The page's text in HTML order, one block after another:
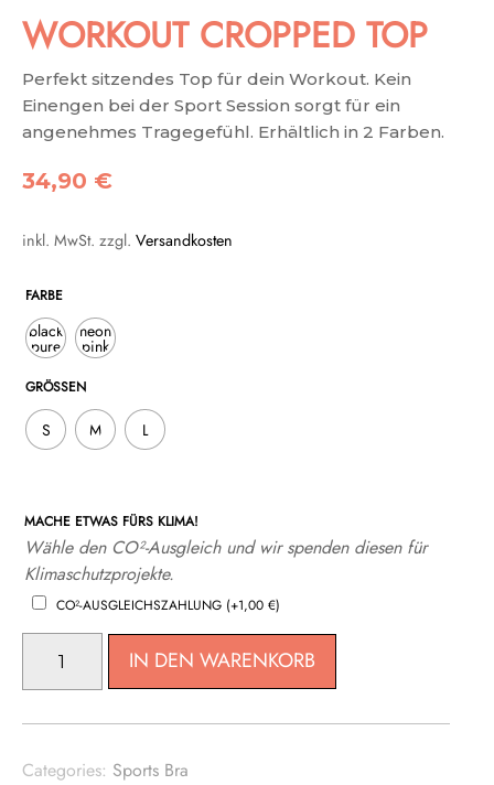
WORKOUT CROPPED TOP
Perfekt sitzendes Top für dein Workout. Kein
Einengen bei der Sport Session sorgt für ein
angenehmes Tragegefühl. Erhältlich in 2 Farben.
34,90 €
inkl. MwSt. zzgl. Versandkosten
FARBE
black
pure
neon
pink
GRÖSSEN
S M L
MACHE ETWAS FÜRS KLIMA!
Wähle den CO²-Ausgleich und wir spenden diesen für
Klimaschutzprojekte.
CO²-AUSGLEICHSZAHLUNG (+1,00 €)
CROPPED
MENGE
IN DEN WARENKORB
Categories: Sports Bra